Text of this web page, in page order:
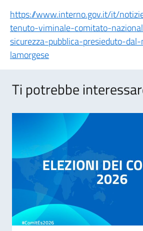
https://www.interno.gov.it/it/
tenuto-viminale-comitato-
sicurezza-pubblica-presieduto-
lamorgese
Ti potrebbe